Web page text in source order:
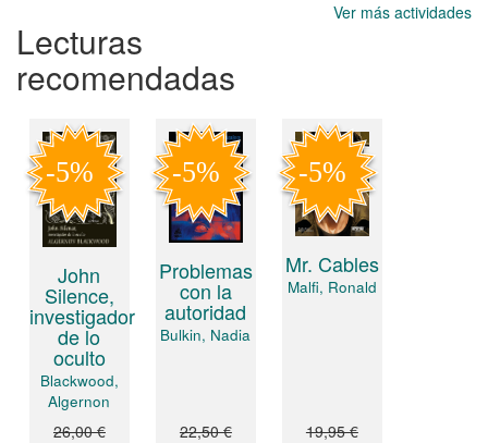
Ver más actividades
Lecturas
recomendadas
John
Silence,
investigador
de lo
oculto
Blackwood,
Algernon
26,00 €
Problemas
con la
autoridad
Bulkin, Nadia
22,50 €
Mr. Cables
Malfi, Ronald
19,95 €